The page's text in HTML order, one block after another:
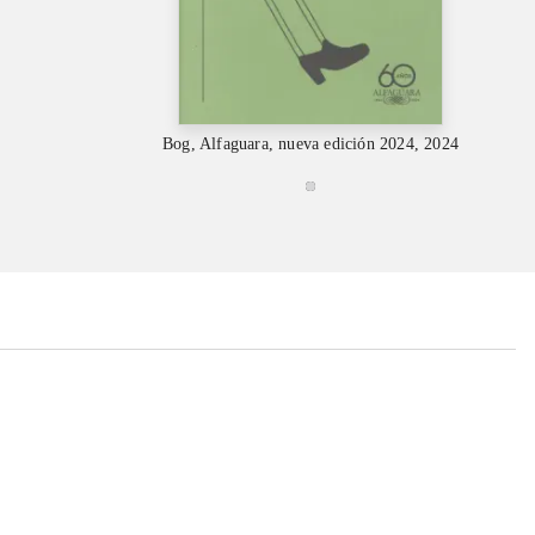
Bog, Alfaguara, nueva edición 2024, 2024